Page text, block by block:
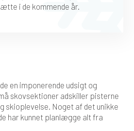
i de kommende år.
en imponerende udsigt og
skovsektioner adskiller pisterne
skioplevelse. Noget af det unikke
har kunnet planlægge alt fra